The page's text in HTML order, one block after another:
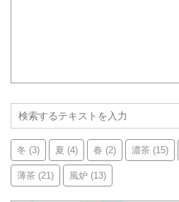
冬 (3) 夏 (4) 春 (2) 濃茶 (15)
薄茶 (21) 風炉 (13)